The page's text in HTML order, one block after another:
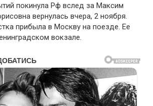
покинула Рф вслед за Максим
вернулась вчера, 2 ноября.
прибыла в Москву на поезде. Ее
вокзале.